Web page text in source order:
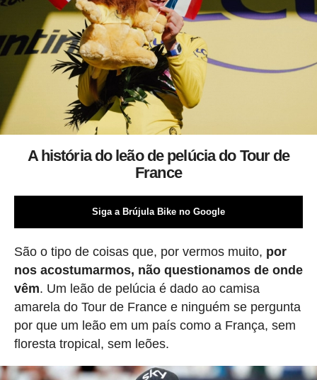
A história do leão de pelúcia do Tour de
France
Siga a Brújula Bike no Google
São o tipo de coisas que, por vermos muito, por
nos acostumarmos, não questionamos de onde
vêm. Um leão de pelúcia é dado ao camisa
amarela do Tour de France e ninguém se pergunta
por que um leão em um país como a França, sem
floresta tropical, sem leões.